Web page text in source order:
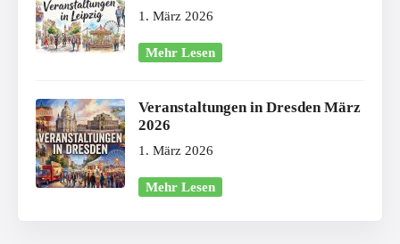
1. März 2026
Mehr Lesen
Veranstaltungen in Dresden März
2026
1. März 2026
Mehr Lesen